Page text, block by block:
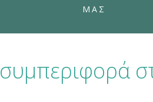
ΜΑΣ
συμπεριφορά